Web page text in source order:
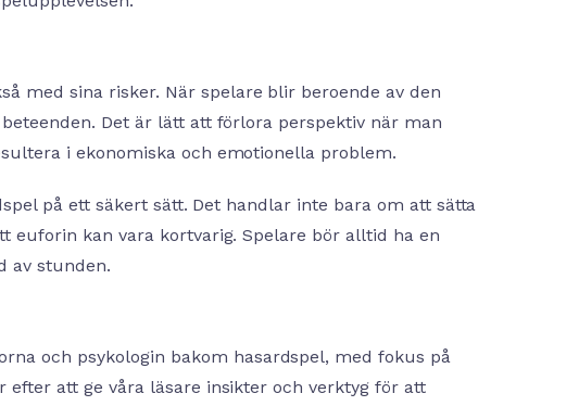
med sina risker. När spelare blir beroende av den
Det är lätt att förlora perspektiv när man
i ekonomiska och emotionella problem.
på ett säkert sätt. Det handlar inte bara om att sätta
euforin kan vara kortvarig. Spelare bör alltid ha en
av stunden.
och psykologin bakom hasardspel, med fokus på
efter att ge våra läsare insikter och verktyg för att